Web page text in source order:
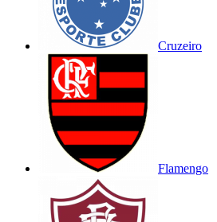
Cruzeiro
Flamengo